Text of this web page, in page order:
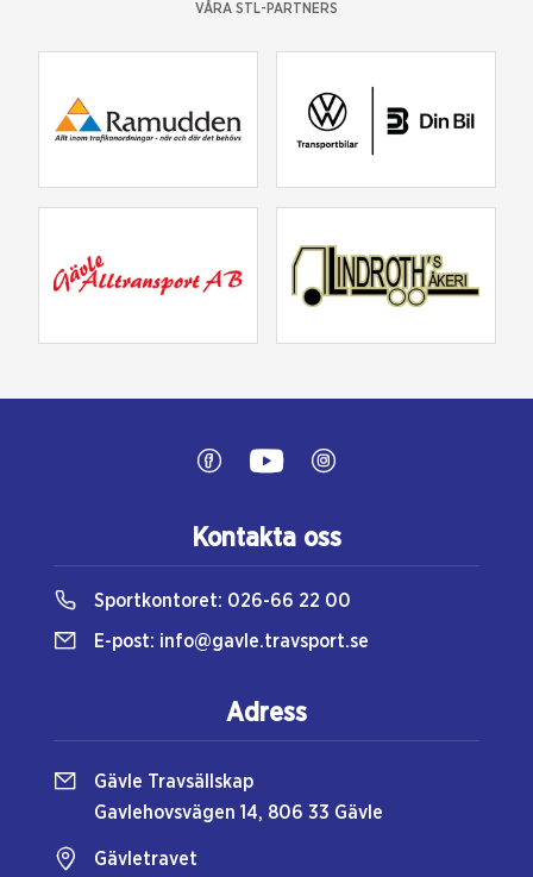
VÅRA STL-PARTNERS
Kontakta oss
Sportkontoret: 026-66 22 00
E-post: info@gavle.travsport.se
Adress
Gävle Travsällskap
Gavlehovsvägen 14, 806 33 Gävle
Gävletravet